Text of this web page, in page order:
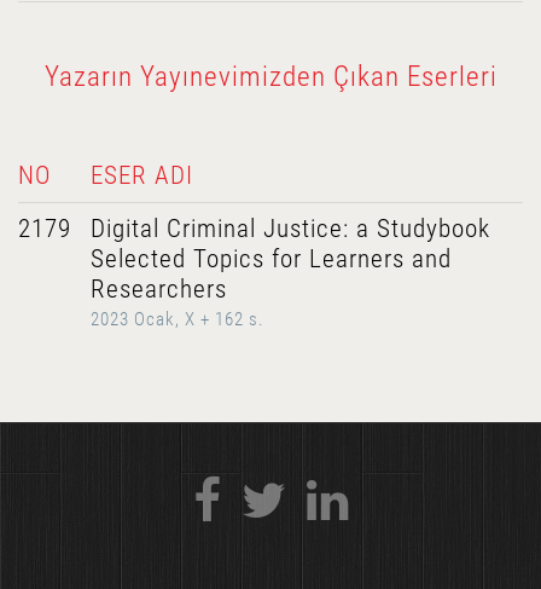
Yazarın Yayınevimizden Çıkan Eserleri
NO
ESER ADI
2179
Digital Criminal Justice: a Studybook
Selected Topics for Learners and
Researchers
2023 Ocak, X + 162 s.